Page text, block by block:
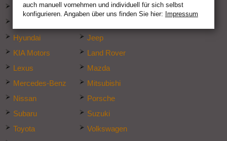
Audi
BMW
Hyundai
Jeep
KIA Motors
Land Rover
Lexus
Mazda
Mercedes-Benz
Mitsubishi
Nissan
Porsche
Subaru
Suzuki
Toyota
Volkswagen
auch manuell vor­nehmen und indivi­duell für sich selbst
konfigurieren. Angaben über uns finden Sie hier: Impressum